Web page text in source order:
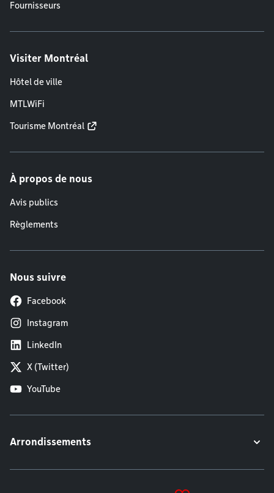
Fournisseurs
Visiter Montréal
Hôtel de ville
MTLWiFi
Tourisme Montréal
À propos de nous
Avis publics
Règlements
Nous suivre
Facebook
Instagram
LinkedIn
X (Twitter)
YouTube
Arrondissements